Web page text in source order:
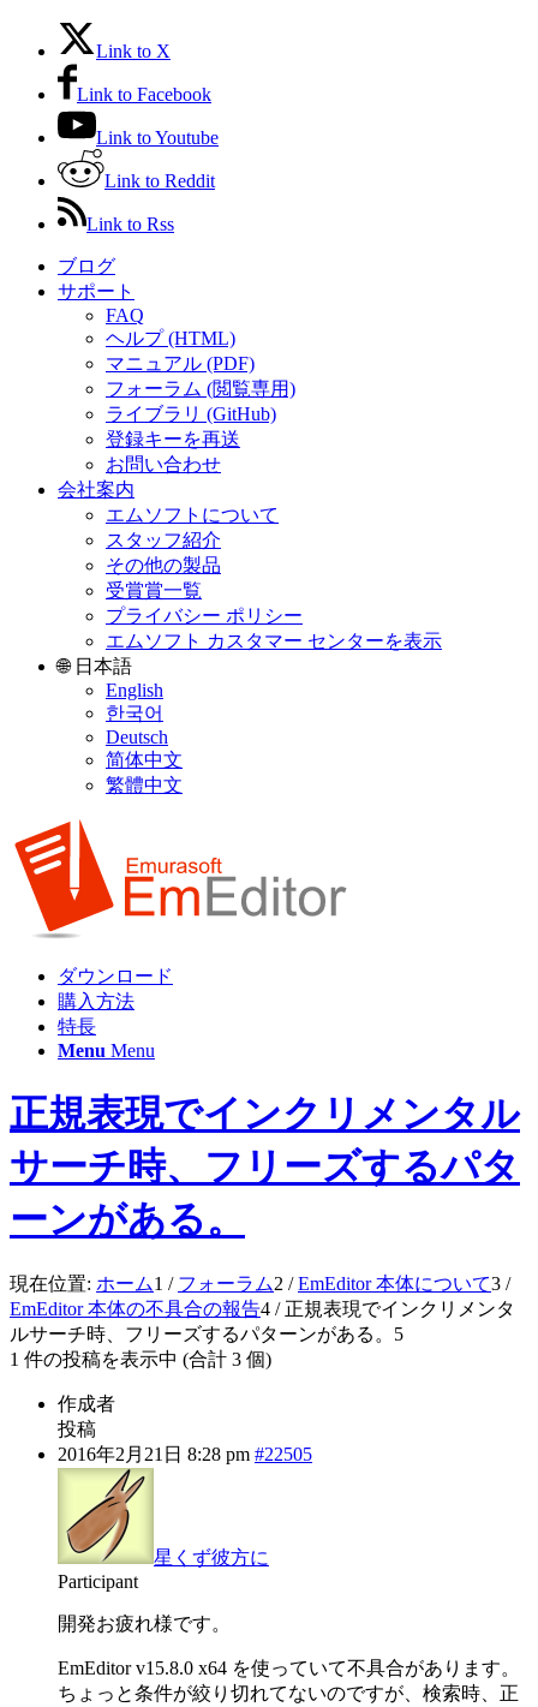
Link to X
Link to Facebook
Link to Youtube
Link to Reddit
Link to Rss
ブログ
サポート
FAQ
ヘルプ (HTML)
マニュアル (PDF)
フォーラム (閲覧専用)
ライブラリ (GitHub)
登録キーを再送
お問い合わせ
会社案内
エムソフトについて
スタッフ紹介
その他の製品
受賞賞一覧
プライバシー ポリシー
エムソフト カスタマー センターを表示
🌐 日本語
English
한국어
Deutsch
简体中文
繁體中文
ダウンロード
購入方法
特長
Menu Menu
正規表現でインクリメンタル
サーチ時、フリーズするパタ
ーンがある。
現在位置: ホーム1 / フォーラム2 / EmEditor 本体について3 /
EmEditor 本体の不具合の報告4 / 正規表現でインクリメンタ
ルサーチ時、フリーズするパターンがある。 5
1 件の投稿を表示中 (合計 3 個)
作成者
投稿
2016年2月21日 8:28 pm #22505
星くず彼方に
Participant
開発お疲れ様です。
EmEditor v15.8.0 x64 を使っていて不具合があります。
ちょっと条件が絞り切れてないのですが、検索時、正